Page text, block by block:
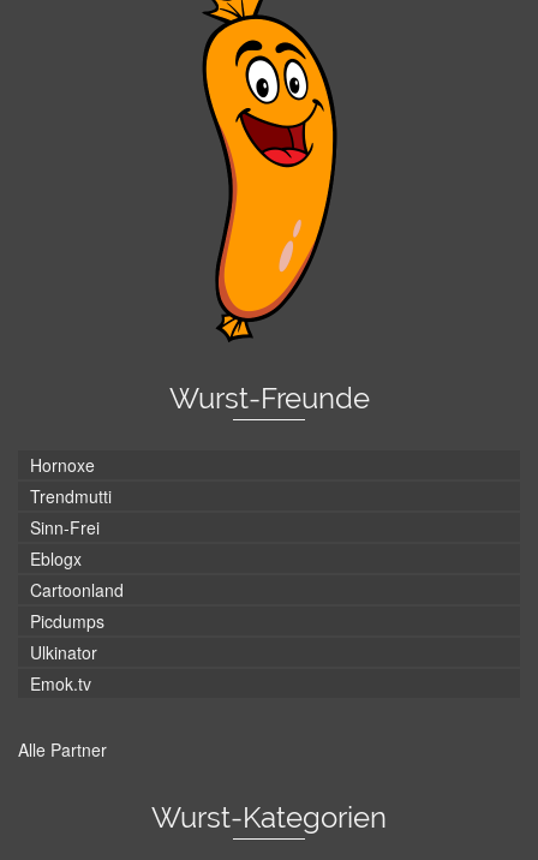
Wurst-Freunde
Hornoxe
Trendmutti
Sinn-Frei
Eblogx
Cartoonland
Picdumps
Ulkinator
Emok.tv
Alle Partner
Wurst-Kategorien